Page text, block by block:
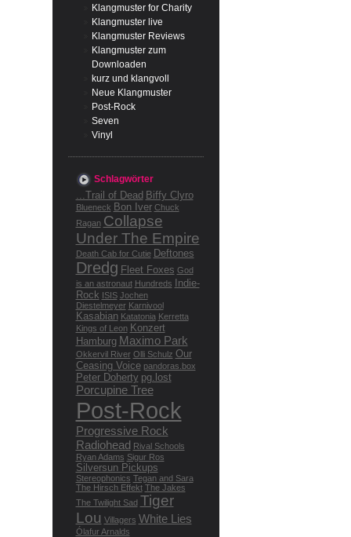
Klangmuster for Charity
Klangmuster live
Klangmuster Reviews
Klangmuster zum
Downloaden
kurz und klangvoll
Neue Klangmuster
Post-Rock
Seven
Vinyl
Schlagwörter
...Trail of Dead Biffy Clyro
Blueneck Bon Iver Chuck
Ragan Collapse
Under The Empire
Death Cab for Cutie Deftones
Dredg Fleet Foxes God
is an astronaut Hundreds
Indie-
Rock ISIS Jochen
Diestelmeyer Karnivool
Kasabian Katatonia Kerretta
Kings of Leon Konzert
Hamburg Maximo Park
Okkervil River Olli Schulz Our
Ceasing Voice pandoras.box
Peter Doherty pg.lost
Porcupine Tree
Post-Rock
Progressive Rock
Radiohead Rival Schools
Ryan Adams Sigur Ros
Silversun Pickups
Stereophonics Tegan and Sara
The Hirsch Effekt The Jakes
The Twilight Sad Tiger
Lou Villagers White Lies
Ólafur Arnalds